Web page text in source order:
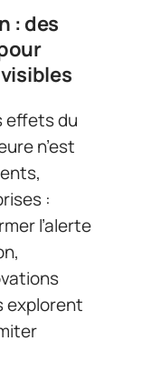
: des
effets du
n’est
:
l’alerte
explorent